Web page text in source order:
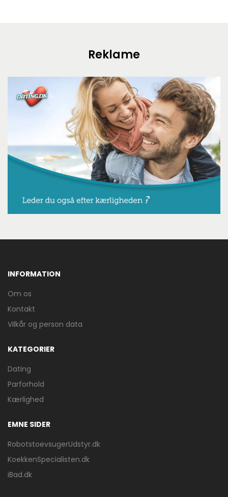
Reklame
INFORMATION
Om os
Kontakt
Vilkår og person data
KATEGORIER
Dating
Parforhold
Kærlighed
EMNE SIDER
RobotstoevsugerUdstyr.dk
KoekkenSpecialisten.dk
iBad.dk